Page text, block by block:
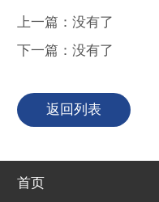
上一篇：没有了
下一篇：没有了
返回列表
首页